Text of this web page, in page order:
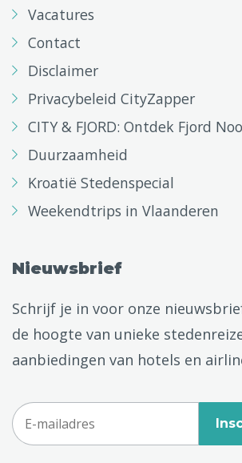
Vacatures
Contact
Disclaimer
Privacybeleid CityZapper
CITY & FJORD: Ontdek Fjord
Duurzaamheid
Kroatië Stedenspecial
Weekendtrips in Vlaanderen
Nieuwsbrief
Schrijf je in voor onze
de hoogte van unieke
aanbiedingen van hotels en